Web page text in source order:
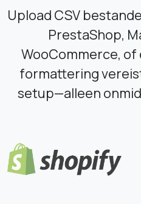
Upload CSV
PrestaShop,
WooCommerce, of
formattering
setup—alleen